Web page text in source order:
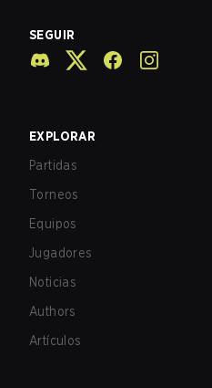
SEGUIR
EXPLORAR
Partidas
Torneos
Equipos
Jugadores
Noticias
Authors
Artículos